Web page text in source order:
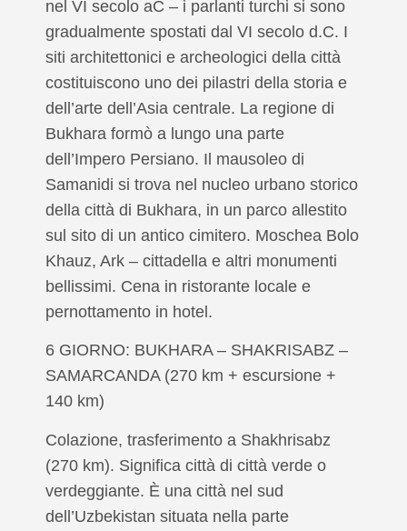
nel VI secolo aC – i parlanti turchi si sono
gradualmente spostati dal VI secolo d.C. I
siti architettonici e archeologici della città
costituiscono uno dei pilastri della storia e
dell’arte dell’Asia centrale. La regione di
Bukhara formò a lungo una parte
dell’Impero Persiano. Il mausoleo di
Samanidi si trova nel nucleo urbano storico
della città di Bukhara, in un parco allestito
sul sito di un antico cimitero. Moschea Bolo
Khauz, Ark – cittadella e altri monumenti
bellissimi. Cena in ristorante locale e
pernottamento in hotel.
6 GIORNO: BUKHARA – SHAKRISABZ –
SAMARCANDA (270 km + escursione +
140 km)
Colazione, trasferimento a Shakhrisabz
(270 km). Significa città di città verde o
verdeggiante. È una città nel sud
dell’Uzbekistan situata nella parte